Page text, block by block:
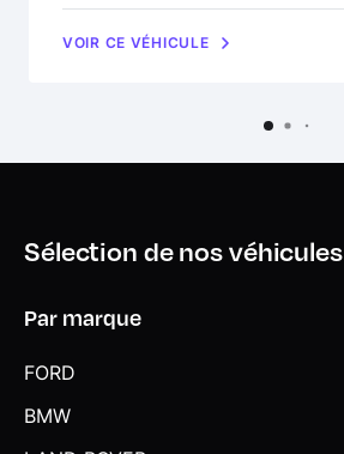
VOIR CE VÉHICULE
Sélection de nos véhicules
Par marque
FORD
BMW